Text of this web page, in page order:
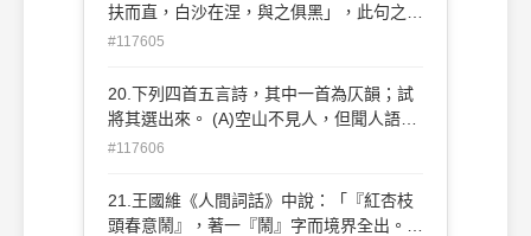
扶而直，白沙在涅，與之俱黑」，此句之意
謂： (A)為學須辨是非曲直(B)為學須自立自
境
#117605
20.下列四首五言詩，其中一首為仄韻；試
將其選出來。 (A)空山不見人，但聞人語
響。返景入深林，復照青苔上 (B)荊谿白石
(C)已見寒梅發，復聞啼鳥聲。心心視春
草，畏向階前生 (D)人閑桂花落，夜靜春山
#117606
21.王國維《人間詞話》中說：「『紅杏枝
頭春意鬧』，著一『鬧』字而境界全出。」